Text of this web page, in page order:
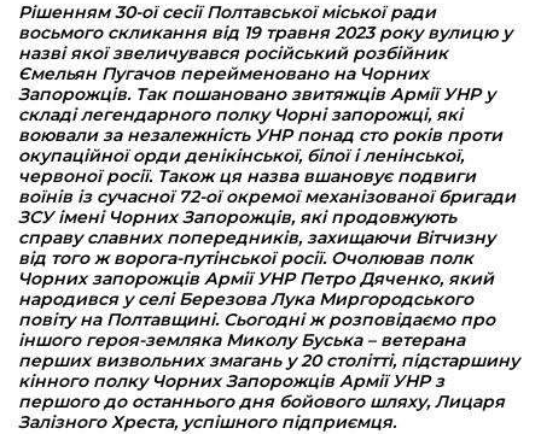
Рішенням 30-ої сесії Полтавської міської ради
восьмого скликання від 19 травня 2023 року вулицю у
назві якої звеличувався російський розбійник
Ємельян Пугачов перейменовано на Чорних
Запорожців. Так пошановано звитяжців Армії УНР у
складі легендарного полку Чорні запорожці, які
воювали за незалежність УНР понад сто років проти
окупаційної орди денікінської, білої і ленінської,
червоної росії. Також ця назва вшановує подвиги
воїнів із сучасної 72-ої окремої механізованої бригади
ЗСУ імені Чорних Запорожців, які продовжують
справу славних попередників, захищаючи Вітчизну
від того ж ворога-путінської росії. Очолював полк
Чорних запорожців Армії УНР Петро Дяченко, який
народився у селі Березова Лука Миргородського
повіту на Полтавщині. Сьогодні ж розповідаємо про
іншого героя-земляка Миколу Буська – ветерана
перших визвольних змагань у 20 столітті, підстаршину
кінного полку Чорних Запорожців Армії УНР з
першого до останнього дня бойового шляху, Лицаря
Залізного Хреста, успішного підприємця.